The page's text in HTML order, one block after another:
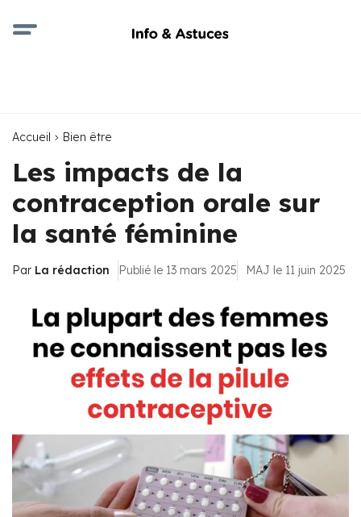
Accueil Bien être
Les impacts de la
contraception orale sur
la santé féminine
Par La rédaction Publié le 13 mars 2025 MAJ le 11 juin 2025